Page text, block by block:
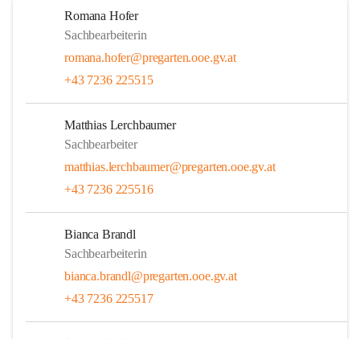
Romana Hofer
Sachbearbeiterin
romana.hofer@pregarten.ooe.gv.at
+43 7236 225515
Matthias Lerchbaumer
Sachbearbeiter
matthias.lerchbaumer@pregarten.ooe.gv.at
+43 7236 225516
Bianca Brandl
Sachbearbeiterin
bianca.brandl@pregarten.ooe.gv.at
+43 7236 225517